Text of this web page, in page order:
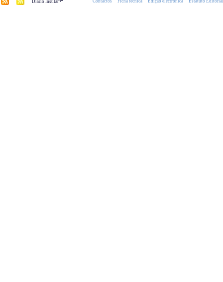
Diário Insular Contactos Ficha técnica Edição electrónica Estatuto Editorial